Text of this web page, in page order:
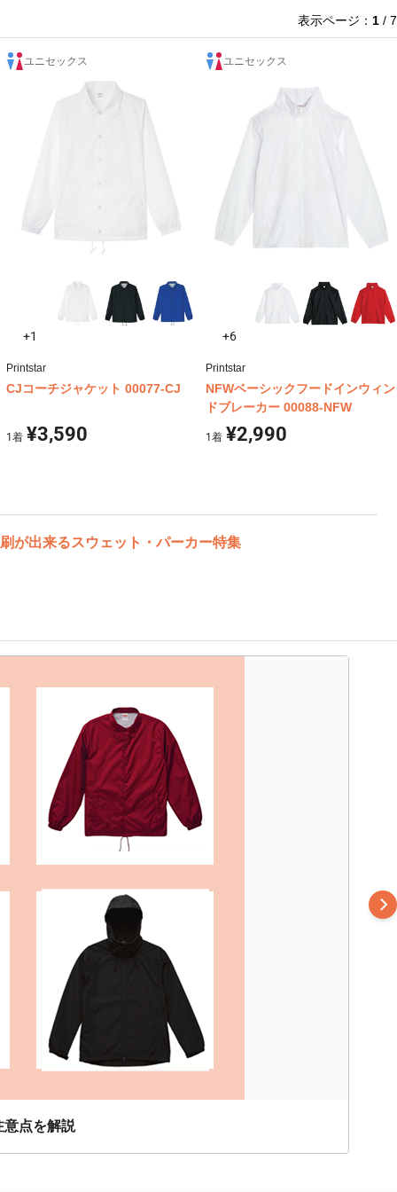
表示ページ： 1 / 7
ユニセックス
+1
Printstar
CJコーチジャケット 00077-CJ
1 着 ¥3,590
ユニセックス
+6
Printstar
NFWベーシックフードインウィン
ドブレーカー 00088-NFW
1着 ¥2,990
が出来るスウェット・パーカー特集
意点を解説